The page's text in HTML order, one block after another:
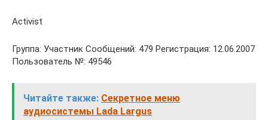
Activist
Группа: Участник Сообщений: 479 Регистрация: 12.06.2007
Пользователь №: 49546
Читайте также: Секретное меню
аудиосистемы Lada Largus